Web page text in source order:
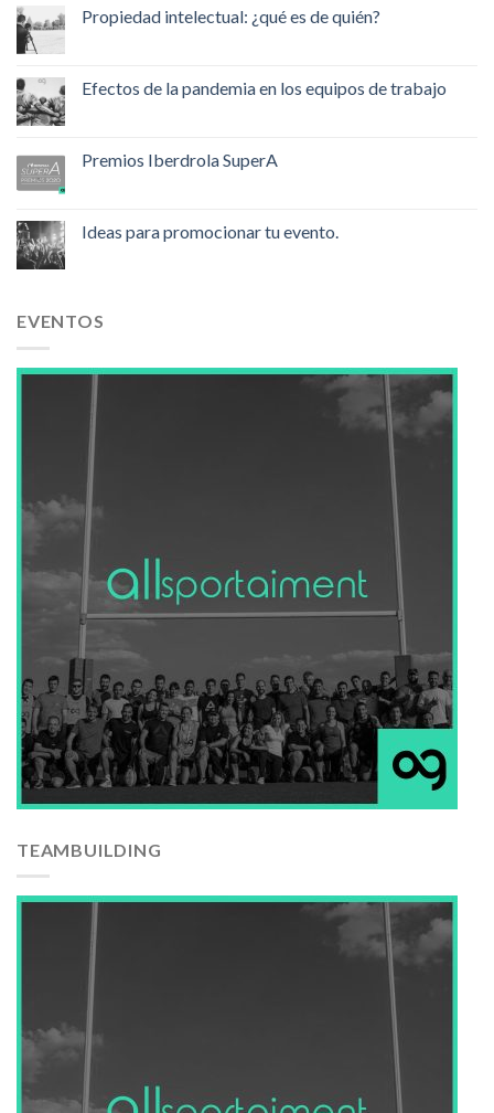
Propiedad intelectual: ¿qué es de quién?
Efectos de la pandemia en los equipos de trabajo
Premios Iberdrola SuperA
Ideas para promocionar tu evento.
EVENTOS
TEAMBUILDING